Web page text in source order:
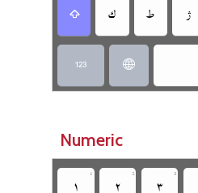
‏ ‏ ‏ ‏
‏ ‏
Numeric
‏

‏

‏
